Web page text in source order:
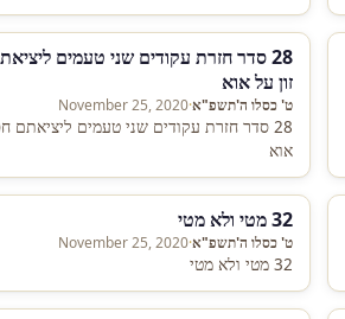
28 סדר חזרת עקודים שני טעמים
זון על אוא
ט' כסלו ה'תשפ"א·
November 25, 2020
28 סדר חזרת עקודים שני טעמים ליציאתם
אוא
32 מטי ולא מטי
ט' כסלו ה'תשפ"א·
November 25, 2020
32 מטי ולא מטי